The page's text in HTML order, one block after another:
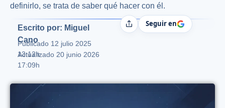
definirlo, se trata de saber qué hacer con él.
Escrito por: Miguel
Cano
Publicado 12 julio 2025
13:12h
Actualizado 20 junio 2026
17:09h
CompartirSeguir en